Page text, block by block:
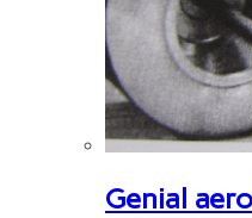
Genial